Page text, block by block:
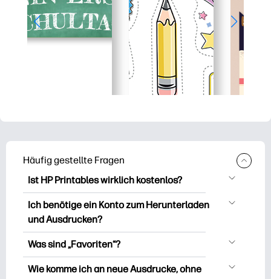
Häufig gestellte Fragen
Ist HP Printables wirklich kostenlos?
HP Printables bietet über 2.500
kostenlose Vorlagen zum Herunterladen
Vorlagen, unterhaltsame Arbeitsblätter
zum Lernen, Bastelideen und Karten für
besondere Anlässe, Planer, Kalender und
Ich benötige ein Konto zum Herunterladen
und Ausdrucken?
Sie können es erkunden und drucken,
Sie sich anmelden, können Sie Ihre
Was sind „Favoriten“?
Favourites is Ihr persönlicher Vorrat an
Wie komme ich an neue Ausdrucke, ohne